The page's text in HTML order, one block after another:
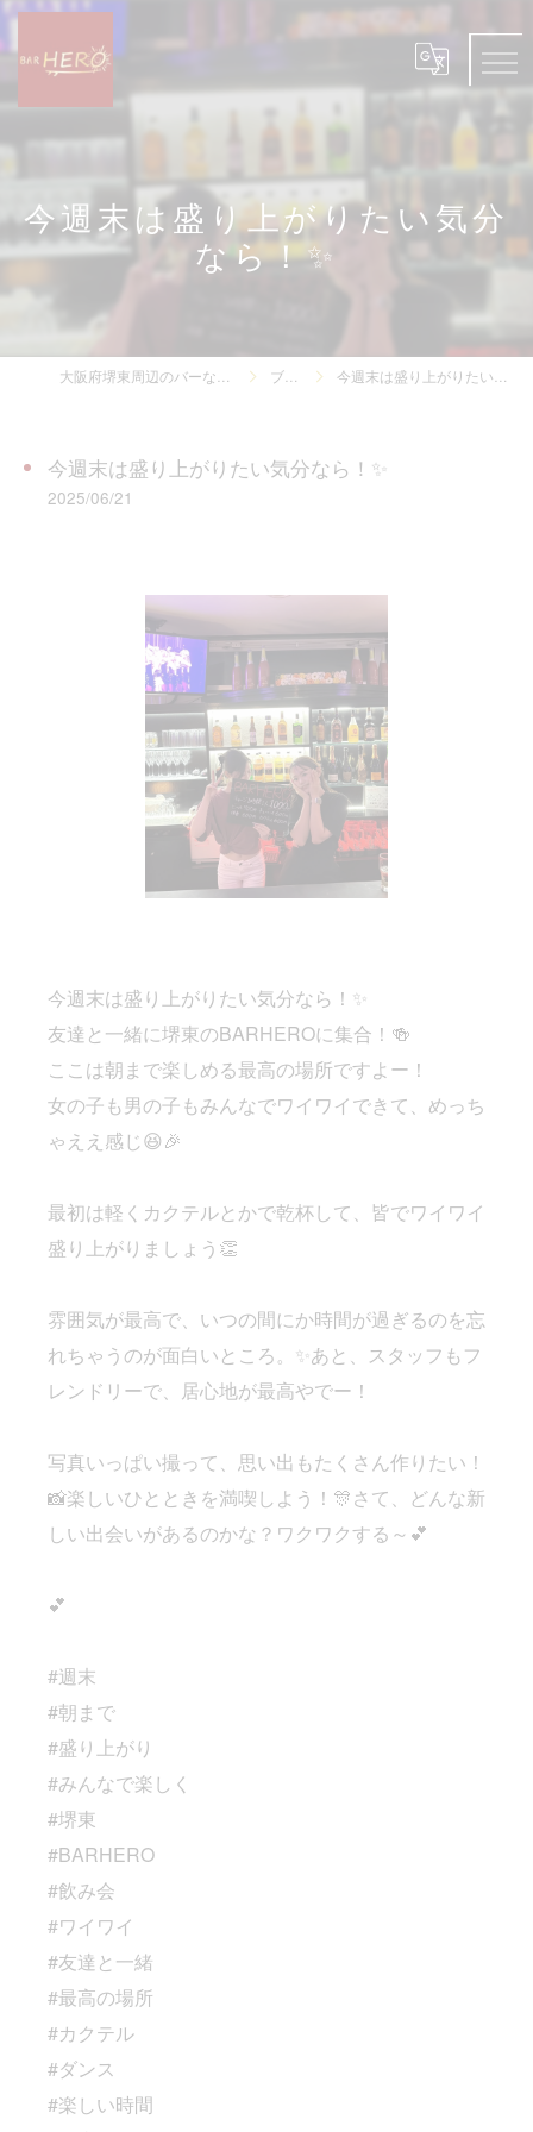
今週末は盛り上がりたい気分
なら！✨
ブログ 今週末は盛り上がりたい気分なら！✨
今週末は盛り上がりたい気分なら！✨
2025/06/21
今週末は盛り上がりたい気分なら！✨
友達と一緒に堺東のBARHEROに集合！🍻
ここは朝まで楽しめる最高の場所ですよー！
女の子も男の子もみんなでワイワイできて、めっち
ゃええ感じ😆🎉
最初は軽くカクテルとかで乾杯して、皆でワイワイ
盛り上がりましょう👏
雰囲気が最高で、いつの間にか時間が過ぎるのを忘
れちゃうのが面白いところ。✨あと、スタッフもフ
レンドリーで、居心地が最高やでー！
写真いっぱい撮って、思い出もたくさん作りたい！
📸楽しいひとときを満喫しよう！🎊さて、どんな新
しい出会いがあるのかな？ワクワクする～💕
💕
#週末
#朝まで
#盛り上がり
#みんなで楽しく
#堺東
#BARHERO
#飲み会
#ワイワイ
#友達と一緒
#最高の場所
#カクテル
#ダンス
#楽しい時間